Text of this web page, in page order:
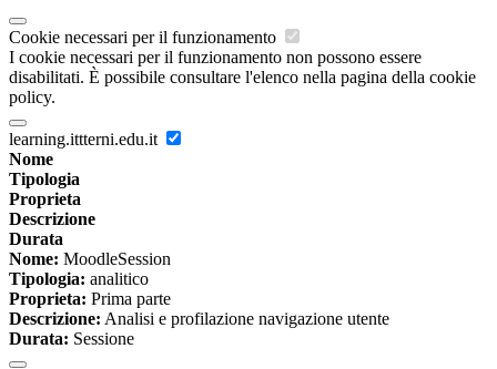
Cookie necessari per il funzionamento
I cookie necessari per il funzionamento non possono essere
disabilitati. È possibile consultare l'elenco nella pagina della cookie
policy.
learning.ittterni.edu.it
Nome
Tipologia
Proprieta
Descrizione
Durata
Nome: MoodleSession
Tipologia: analitico
Proprieta: Prima parte
Descrizione: Analisi e profilazione navigazione utente
Durata: Sessione